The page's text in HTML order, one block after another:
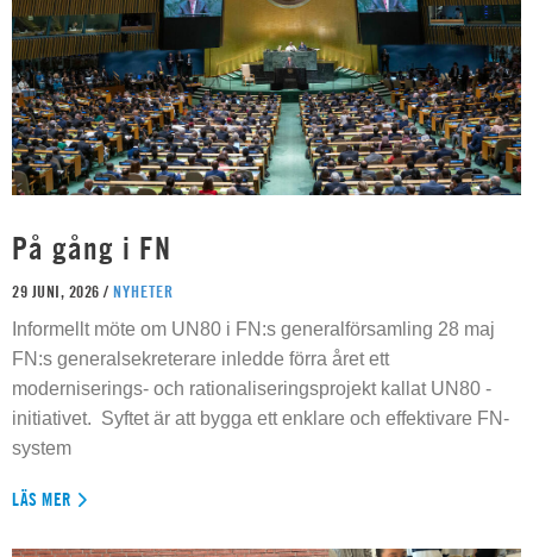
På gång i FN
29 JUNI, 2026 / NYHETER
Informellt möte om UN80 i FN:s generalförsamling 28 maj
FN:s generalsekreterare inledde förra året ett
moderniserings- och rationaliseringsprojekt kallat UN80 -
initiativet. Syftet är att bygga ett enklare och effektivare FN-
system
LÄS MER